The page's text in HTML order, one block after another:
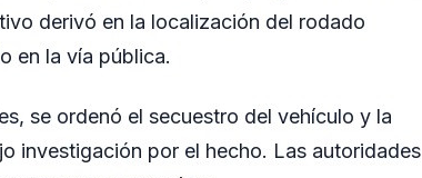
derivó en la localización del rodado
en la vía pública.
se ordenó el secuestro del vehículo y la
investigación por el hecho. Las autoridades